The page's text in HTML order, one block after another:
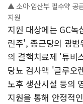
▲ 소아·임산부 필수약 공
지원
지원 대상에는 GC
린주', 종근당의 광
의 결핵치료제 '튜비
당뇨 검사액 '글루오
노후 생산시설 등의
지원을 통해 안정적